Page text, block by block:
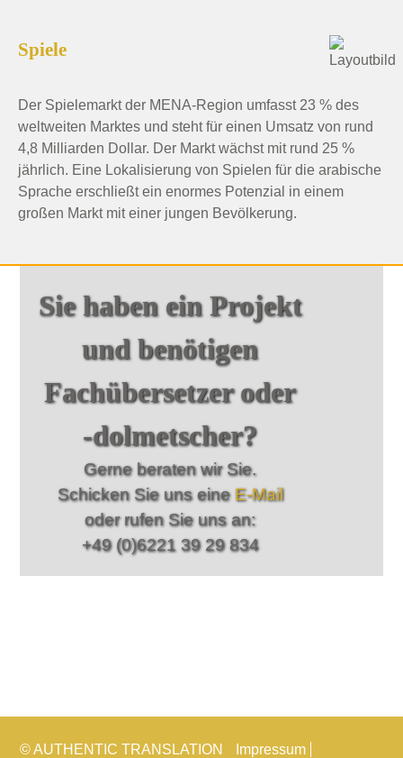
Spiele
Der Spielemarkt der MENA-Region umfasst 23 % des
weltweiten Marktes und steht für einen Umsatz von rund
4,8 Milliarden Dollar. Der Markt wächst mit rund 25 %
jährlich. Eine Lokalisierung von Spielen für die arabische
Sprache erschließt ein enormes Potenzial in einem
großen Markt mit einer jungen Bevölkerung.
Sie haben ein Projekt
und benötigen
Fachübersetzer oder
-dolmetscher?
Gerne beraten wir Sie.
Schicken Sie uns eine E-Mail
oder rufen Sie uns an:
+49 (0)6221 39 29 834
© AUTHENTIC TRANSLATION Impressum